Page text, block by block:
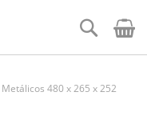
Buscar
480 x 265 x 252